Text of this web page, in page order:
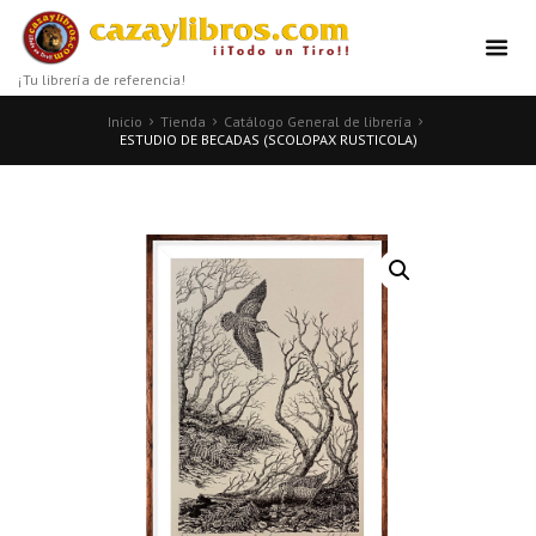
¡Tu librería de referencia!
Inicio Tienda
Catálogo General de librería
ESTUDIO DE BECADAS (SCOLOPAX RUSTICOLA)